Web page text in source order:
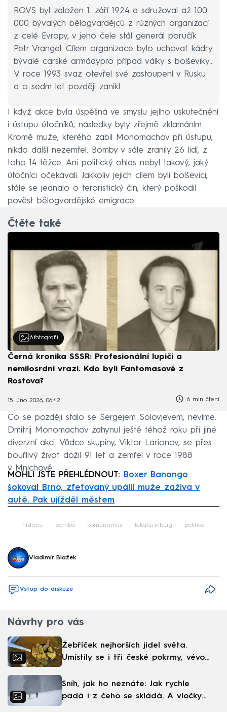
ROVS byl založen 1. září 1924 a sdružoval až 100
000 bývalých bělogvardějců z různých organizací
z celé Evropy, v jeho čele stál generál poručík
Petr Vrangel. Cílem organizace bylo uchovat kádry
bývalé carské armádypro případ války s bolševiky..
V roce 1993 svaz otevřel své zastoupení v Rusku
a o sedm let později zanikl.
I když akce byla úspěšná ve smyslu jejího uskutečnění
i ústupu útočníků, následky byly zřejmě zklamáním.
Kromě muže, kterého zabil Monomachov při ústupu,
nikdo další nezemřel. Bomby v sále zranily 26 lidí, z
toho 14 těžce. Ani politický ohlas nebyl takový, jaký
útočníci očekávali. Jakkoliv jejich cílem byli bolševici,
stále se jednalo o teroristický čin, který poškodil
pověst bělogvardějské emigrace.
Čtěte také
6 fotografií
Černá kronika SSSR: Profesionální lupiči a
nemilosrdní vrazi. Kdo byli Fantomasové z
Rostova?
15. úno 2026, 06:42 6 min čtení
Co se později stalo se Sergejem Solovjevem, nevíme.
Dmitrij Monomachov zahynul ještě téhož roku při jiné
diverzní akci. Vůdce skupiny, Viktor Larionov, se přes
bouřlivý život dožil 91 let a zemřel v roce 1988
v Mnichově.
MOHLI JSTE PŘEHLÉDNOUT:
Boxer Banongo
šokoval Brno, zfetovaný upálil muže zaživa v
autě. Pak ujížděl městem
historie bomba komunismus Jekatěrinburg politika
Vladimír Blažek
Vstup do diskuze
Návrhy pro vás
Žebříček nejhorších jídel světa.
Umístily se i tři české pokrmy, vévodí
Sníh, jak ho neznáte: Jak rychle
padá i z čeho se skládá. A vločky